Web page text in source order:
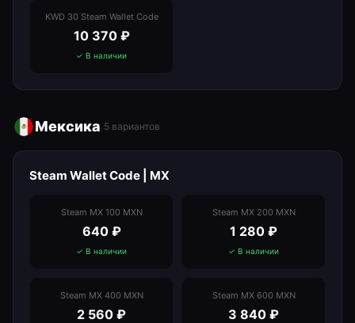
KWD 30 Steam Wallet Code
10 370₽
✓ В наличии
Мексика 5 вариантов
Steam Wallet Code | MX
Steam MX 100 MXN
640₽
✓ В наличии
Steam MX 200 MXN
1 280 ₽
✓ В наличии
Steam MX 400 MXN
2 560 ₽
Steam MX 600 MXN
3 840 ₽